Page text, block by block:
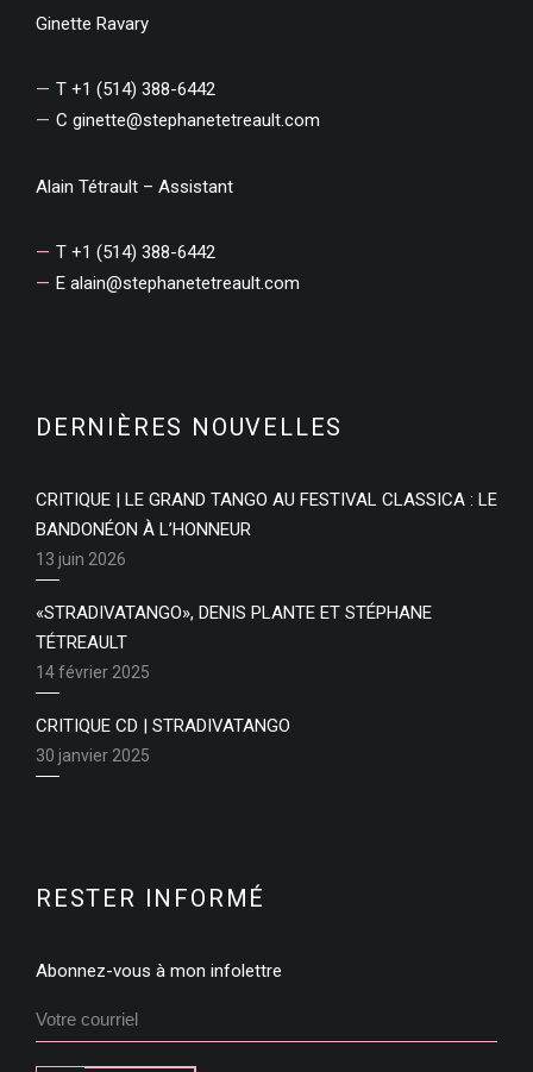
Ginette Ravary
T +1 (514) 388-6442
C ginette@stephanetetreault.com
Alain Tétrault – Assistant
T +1 (514) 388-6442
E alain@stephanetetreault.com
DERNIÈRES NOUVELLES
CRITIQUE | LE GRAND TANGO AU FESTIVAL CLASSICA : LE
BANDONÉON À L’HONNEUR
13 juin 2026
«STRADIVATANGO», DENIS PLANTE ET STÉPHANE
TÉTREAULT
14 février 2025
CRITIQUE CD | STRADIVATANGO
30 janvier 2025
RESTER INFORMÉ
Abonnez-vous à mon infolettre